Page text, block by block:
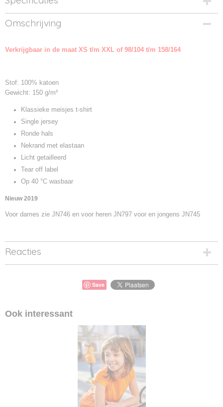
Productcode
JN744-01
JN744
Omschrijving
Verkrijgbaar in de maat XS t/m XXL of 98/104 t/m 158/164
Stof: 100% katoen
Gewicht: 150 g/m²
Klassieke meisjes t-shirt
Single jersey
Ronde hals
Nekrand met elastaan
Licht getailleerd
Tear off label
Op 40 °C wasbaar
Nieuw 2019
Voor dames zie JN746 en voor heren JN797 voor en jongens JN745
Reacties
Save
Ook interessant